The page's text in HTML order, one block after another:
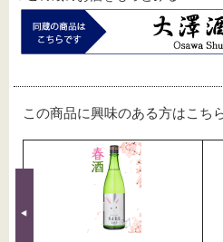
この商品に興味のある方はこち